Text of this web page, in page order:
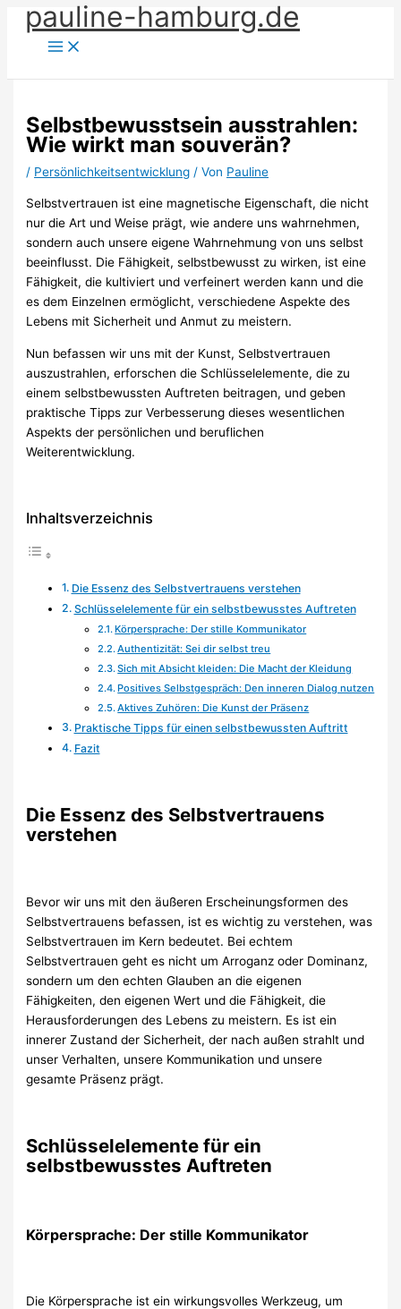
Zum
Inhalt
springen
pauline-hamburg.de
Selbstbewusstsein ausstrahlen:
Wie wirkt man souverän?
/ Persönlichkeitsentwicklung / Von Pauline
Selbstvertrauen ist eine magnetische Eigenschaft, die nicht
nur die Art und Weise prägt, wie andere uns wahrnehmen,
sondern auch unsere eigene Wahrnehmung von uns selbst
beeinflusst. Die Fähigkeit, selbstbewusst zu wirken, ist eine
Fähigkeit, die kultiviert und verfeinert werden kann und die
es dem Einzelnen ermöglicht, verschiedene Aspekte des
Lebens mit Sicherheit und Anmut zu meistern.
Nun befassen wir uns mit der Kunst, Selbstvertrauen
auszustrahlen, erforschen die Schlüsselelemente, die zu
einem selbstbewussten Auftreten beitragen, und geben
praktische Tipps zur Verbesserung dieses wesentlichen
Aspekts der persönlichen und beruflichen
Weiterentwicklung.
Inhaltsverzeichnis
Die Essenz des Selbstvertrauens verstehen
Schlüsselelemente für ein selbstbewusstes Auftreten
Körpersprache: Der stille Kommunikator
Authentizität: Sei dir selbst treu
Sich mit Absicht kleiden: Die Macht der Kleidung
Positives Selbstgespräch: Den inneren Dialog nutzen
Aktives Zuhören: Die Kunst der Präsenz
Praktische Tipps für einen selbstbewussten Auftritt
Fazit
Die Essenz des Selbstvertrauens
verstehen
Bevor wir uns mit den äußeren Erscheinungsformen des
Selbstvertrauens befassen, ist es wichtig zu verstehen, was
Selbstvertrauen im Kern bedeutet. Bei echtem
Selbstvertrauen geht es nicht um Arroganz oder Dominanz,
sondern um den echten Glauben an die eigenen
Fähigkeiten, den eigenen Wert und die Fähigkeit, die
Herausforderungen des Lebens zu meistern. Es ist ein
innerer Zustand der Sicherheit, der nach außen strahlt und
unser Verhalten, unsere Kommunikation und unsere
gesamte Präsenz prägt.
Schlüsselelemente für ein
selbstbewusstes Auftreten
Körpersprache: Der stille Kommunikator
Die Körpersprache ist ein wirkungsvolles Werkzeug, um